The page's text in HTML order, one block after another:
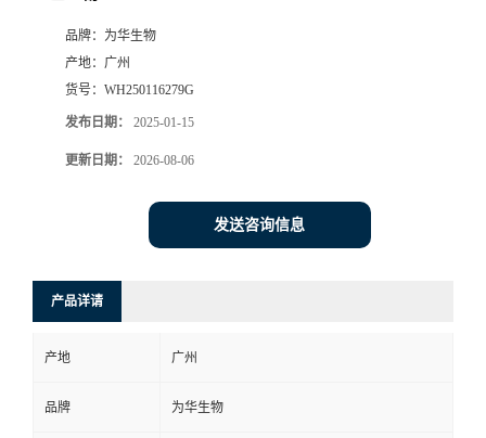
品牌： 为华生物
产地： 广州
货号： WH250116279G
发布日期： 2025-01-15
更新日期： 2026-08-06
发送咨询信息
产品详请
产地 广州
品牌 为华生物